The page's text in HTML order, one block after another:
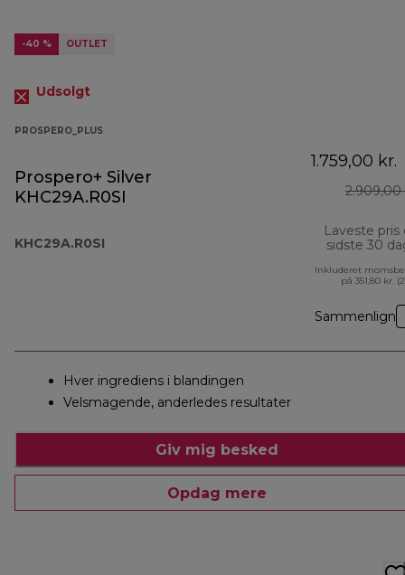
-40 % OUTLET
Udsolgt
PROSPERO_PLUS
Prospero+ Silver
KHC29A.R0SI
KHC29A.R0SI
1.759,00 kr.
2.909,00
Laveste pris
sidste 30
Inkluderet
på 351,80 kr.
Sammenlign
Hver ingrediens i blandingen
Velsmagende, anderledes resultater
Giv mig besked
Opdag mere